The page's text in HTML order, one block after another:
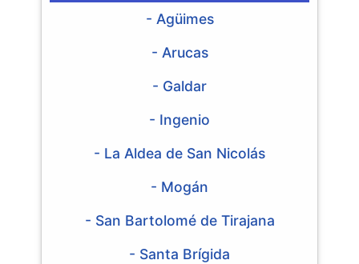
- Agüimes
- Arucas
- Galdar
- Ingenio
- La Aldea de San Nicolás
- Mogán
- San Bartolomé de Tirajana
- Santa Brígida